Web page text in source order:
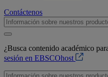
Contáctenos
¿Busca contenido académico
sesión en EBSCOhost